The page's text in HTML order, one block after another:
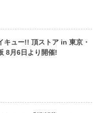
キュー!! 頂ストア in 東京・
8月6日より開催!